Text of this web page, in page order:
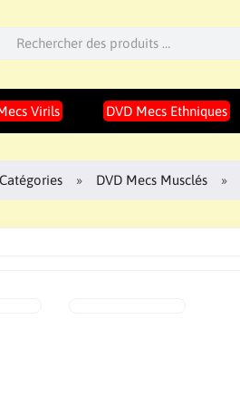
Virils DVD Mecs Ethniques
Catégories DVD Mecs Musclés